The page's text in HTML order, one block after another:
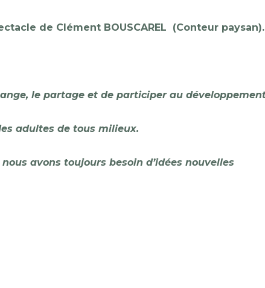
de Clément BOUSCAREL (Conteur paysan).
le partage et de participer au
adultes de tous milieux.
avons toujours besoin d’idées nouvelles